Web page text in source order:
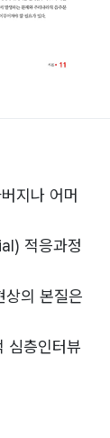
지나 어머
적응과정
상의 본질은
심층인터뷰